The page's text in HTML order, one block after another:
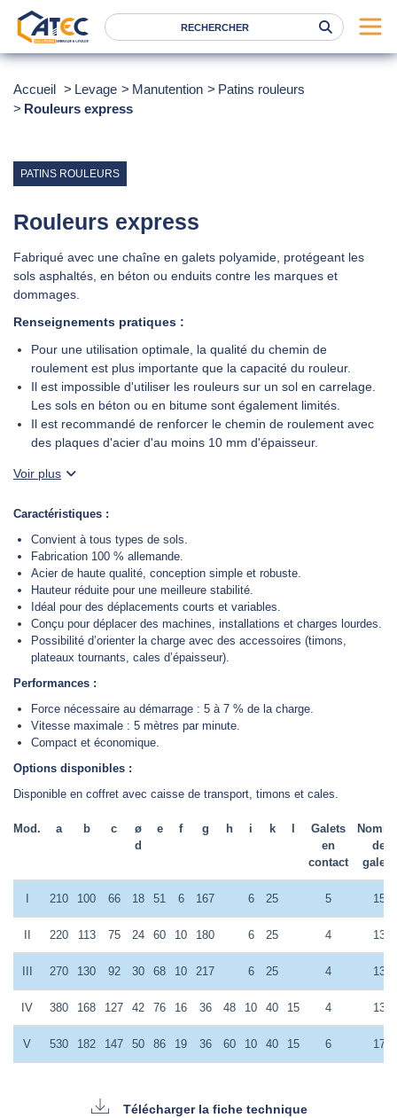
Nos agences
News
FAQ
RSE
DEMANDER UN DEVIS
Accueil Levage Manutention
Patins rouleurs
Rouleurs express
PATINS ROULEURS
Rouleurs express
Fabriqué avec une chaîne en galets polyamide, protégeant les
sols asphaltés, en béton ou enduits contre les marques et
dommages.
Renseignements pratiques :
Pour une utilisation optimale, la qualité du chemin de
roulement est plus importante que la capacité du rouleur.
Il est impossible d'utiliser les rouleurs sur un sol en carrelage.
Les sols en béton ou en bitume sont également limités.
Il est recommandé de renforcer le chemin de roulement avec
des plaques d'acier d'au moins 10 mm d'épaisseur.
Voir plus
Caractéristiques :
Convient à tous types de sols.
Fabrication 100 % allemande.
Acier de haute qualité, conception simple et robuste.
Hauteur réduite pour une meilleure stabilité.
Idéal pour des déplacements courts et variables.
Conçu pour déplacer des machines, installations et charges lourdes.
Possibilité d’orienter la charge avec des accessoires (timons,
plateaux tournants, cales d’épaisseur).
Performances :
Force nécessaire au démarrage : 5 à 7 % de la charge.
Vitesse maximale : 5 mètres par minute.
Compact et économique.
Options disponibles :
Disponible en coffret avec caisse de transport, timons et cales.
Mod. a b c
ø
d
e f g h i k
Galets
en
contact
de
galets
210 100 66 18 51 6 167 6 25 5 15
220 113 75 24 60 10 180 6 25 4 13
270 130 92 30 68 10 217 6 25 4 13
IV 380 168 127 42 76 16 36 48 10 40 15 4 13
V 530 182 147 50 86 19 36 60 10 40 15 6 17
Télécharger la fiche technique